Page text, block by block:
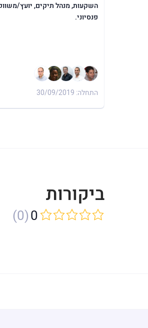
השקעות, מנהל תיקים, יועץ/
פנסיוני.
התחלה: 30/09/2019
ביקורות
(0)0